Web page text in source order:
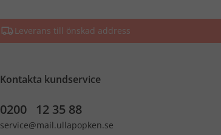
Leverans till önskad address
Kontakta kundservice
0200 12 35 88
service@mail.ullapopken.se